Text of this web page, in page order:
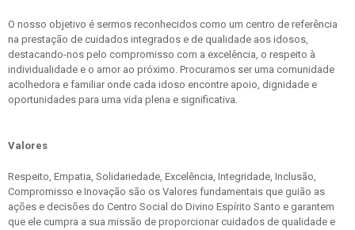
O nosso objetivo é sermos reconhecidos como um centro de referência
na prestação de cuidados integrados e de qualidade aos idosos,
destacando-nos pelo compromisso com a excelência, o respeito à
individualidade e o amor ao próximo. Procuramos ser uma comunidade
acolhedora e familiar onde cada idoso encontre apoio, dignidade e
oportunidades para uma vida plena e significativa.
Valores
Respeito, Empatia, Solidariedade, Excelência, Integridade, Inclusão,
Compromisso e Inovação são os Valores fundamentais que guião as
ações e decisões do Centro Social do Divino Espírito Santo e garantem
que ele cumpra a sua missão de proporcionar cuidados de qualidade e